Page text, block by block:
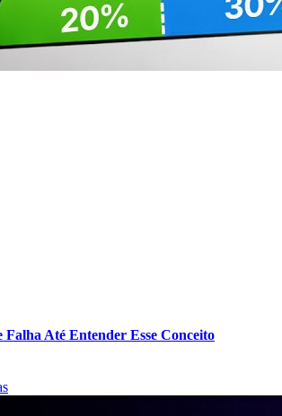
Falha Até Entender Esse Conceito